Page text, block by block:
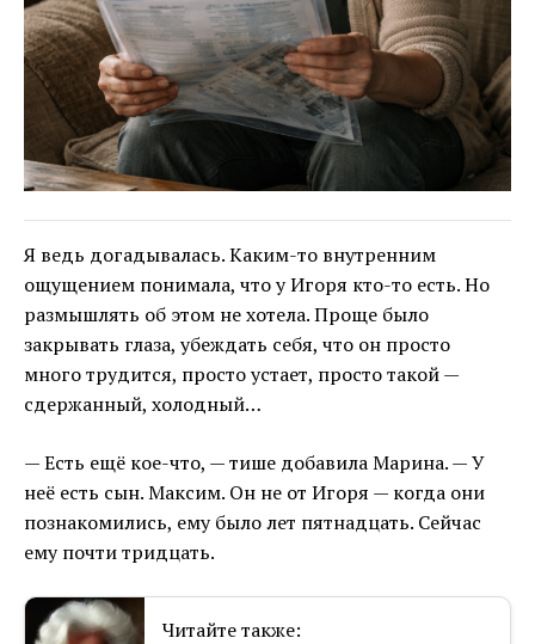
Я ведь догадывалась. Каким-то внутренним
ощущением понимала, что у Игоря кто-то есть. Но
размышлять об этом не хотела. Проще было
закрывать глаза, убеждать себя, что он просто
много трудится, просто устает, просто такой —
сдержанный, холодный…
— Есть ещё кое-что, — тише добавила Марина. — У
неё есть сын. Максим. Он не от Игоря — когда они
познакомились, ему было лет пятнадцать. Сейчас
ему почти тридцать.
Читайте также: